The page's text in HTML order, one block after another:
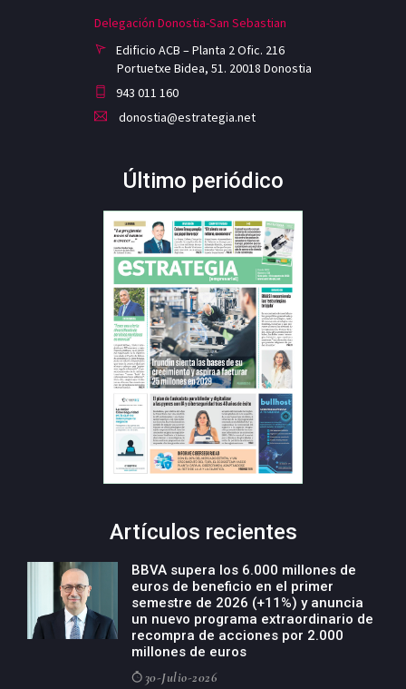
Delegación Donostia-San Sebastian
Edificio ACB – Planta 2 Ofic. 216
Portuetxe Bidea, 51. 20018 Donostia
943 011 160
donostia@estrategia.net
Último periódico
Artículos recientes
BBVA supera los 6.000 millones de
euros de beneficio en el primer
semestre de 2026 (+11%) y anuncia
un nuevo programa extraordinario de
recompra de acciones por 2.000
millones de euros
30-Julio-2026